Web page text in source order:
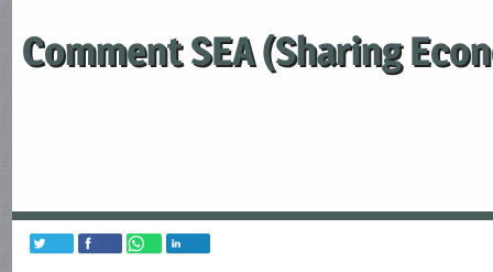
Comment SEA (Sharing